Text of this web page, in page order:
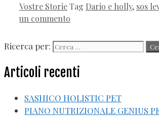
Vostre StorieTag Dario e holly, sos
un commento
Ricerca per:
Articoli recenti
SASHICO HOLISTIC PET
PIANO NUTRIZIONALE GENIUS